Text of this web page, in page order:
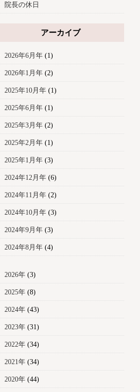
院長の休日
アーカイブ
2026年6月年(1)
2026年1月年(2)
2025年10月年(1)
2025年6月年(1)
2025年3月年(2)
2025年2月年(1)
2025年1月年(3)
2024年12月年(6)
2024年11月年(2)
2024年10月年(3)
2024年9月年(3)
2024年8月年(4)
2026年(3)
2025年(8)
2024年(43)
2023年(31)
2022年(34)
2021年(34)
2020年(44)